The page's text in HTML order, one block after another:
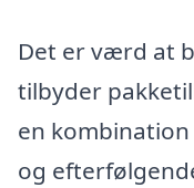
Det er værd at
tilbyder
en
og